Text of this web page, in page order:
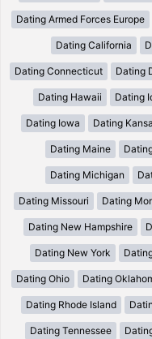
Dating Armed Forces Europe
Dating California
Dating Connecticut Dating
Dating Hawaii Dating
Dating Iowa Dating
Dating Maine
Dating Michigan
Dating Missouri Dating
Dating New Hampshire
Dating New York
Dating Ohio Dating
Dating Rhode Island
Dating Tennessee